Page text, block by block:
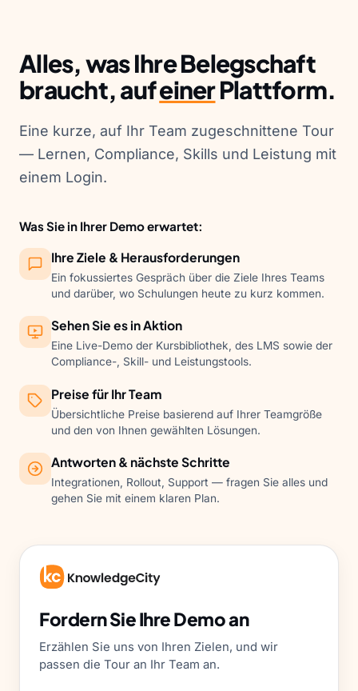
Alles, was Ihre Belegschaft
braucht, aufeinerPlattform.
Eine kurze, auf Ihr Team zugeschnittene Tour
— Lernen, Compliance, Skills und Leistung mit
einem Login.
Was Sie in Ihrer Demo erwartet:
Ihre Ziele & Herausforderungen
Ein fokussiertes Gespräch über die Ziele Ihres Teams
und darüber, wo Schulungen heute zu kurz kommen.
Sehen Sie es in Aktion
Eine Live-Demo der Kursbibliothek, des LMS sowie der
Compliance-, Skill- und Leistungstools.
Preise für Ihr Team
Übersichtliche Preise basierend auf Ihrer Teamgröße
und den von Ihnen gewählten Lösungen.
Antworten & nächste Schritte
Integrationen, Rollout, Support — fragen Sie alles und
gehen Sie mit einem klaren Plan.
Fordern Sie Ihre Demo an
Erzählen Sie uns von Ihren Zielen, und wir
passen die Tour an Ihr Team an.